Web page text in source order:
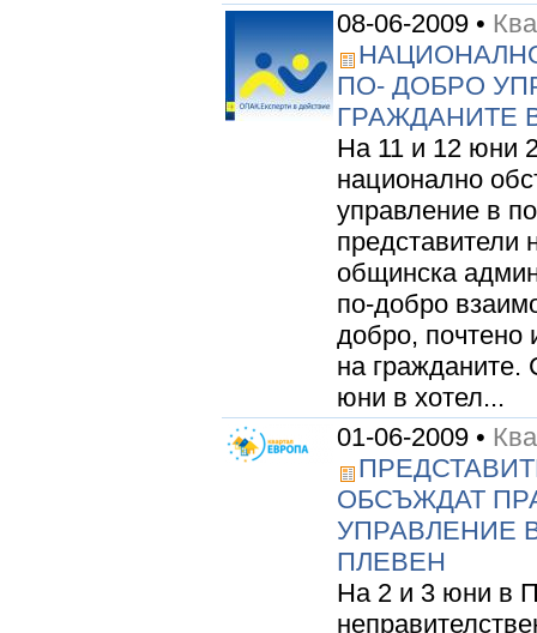
08-06-2009 •
ПО- ДОБРО
ГРАЖДАНИТЕ
На 11 и 12 юни
национално
управление в
представители
общинска
по-добро
добро, почтено
на гражданите.
юни в хотел...
01-06-2009 •
ОБСЪЖДАТ
УПРАВЛЕНИЕ
ПЛЕВЕН
На 2 и 3 юни в